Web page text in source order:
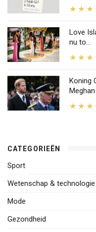
Love
nu to...
Koning
Meghan
CATEGORIEËN
Sport
Wetenschap & technologie
Mode
Gezondheid